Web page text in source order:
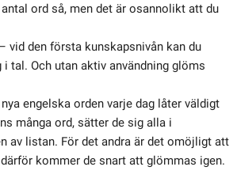
ord så, men det är osannolikt att du
vid den första kunskapsnivån kan du
tal. Och utan aktiv användning glöms
engelska orden varje dag låter väldigt
många ord, sätter de sig alla i
av listan. För det andra är det omöjligt att
kommer de snart att glömmas igen.